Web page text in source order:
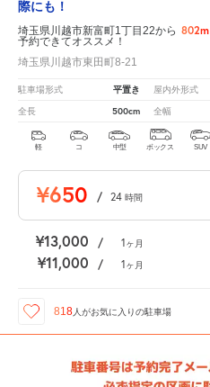
際にも！
埼玉県川越市新富町1丁目22から 802m
予約できてオススメ！
埼玉県川越市東田町8-21
駐車場形式 平置き 屋内外形式
全長 500cm 全幅
軽 コ 中型 ボックス SUV
¥650 / 24 時間
¥13,000 / 1ヶ月
¥11,000 / 1ヶ月
818人がお気に入りの駐車場